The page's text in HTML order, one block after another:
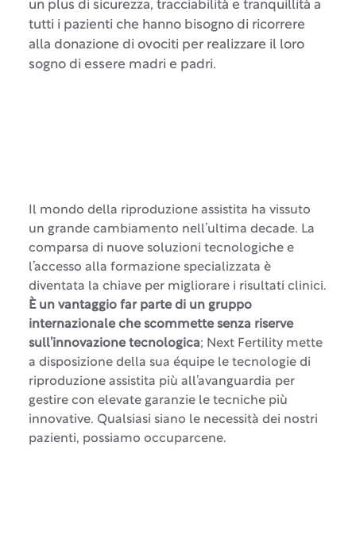
un plus di sicurezza, tracciabilità e tranquillità a
tutti i pazienti che hanno bisogno di ricorrere
alla donazione di ovociti per realizzare il loro
sogno di essere madri e padri.
Il mondo della riproduzione assistita ha vissuto
un grande cambiamento nell’ultima decade. La
comparsa di nuove soluzioni tecnologiche e
l’accesso alla formazione specializzata è
diventata la chiave per migliorare i risultati clinici.
È un vantaggio far parte di un gruppo
internazionale che scommette senza riserve
sull’innovazione tecnologica; Next Fertility mette
a disposizione della sua équipe le tecnologie di
riproduzione assistita più all’avanguardia per
gestire con elevate garanzie le tecniche più
innovative. Qualsiasi siano le necessità dei nostri
pazienti, possiamo occuparcene.